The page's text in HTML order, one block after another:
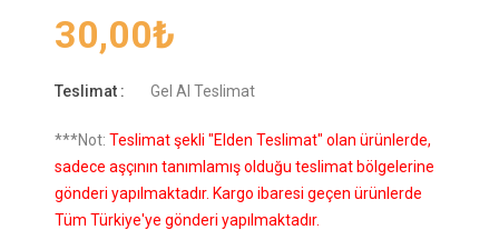
30,00₺
Teslimat : Gel Al Teslimat
***Not: Teslimat şekli "Elden Teslimat" olan ürünlerde,
sadece aşçının tanımlamış olduğu teslimat bölgelerine
gönderi yapılmaktadır. Kargo ibaresi geçen ürünlerde
Tüm Türkiye'ye gönderi yapılmaktadır.